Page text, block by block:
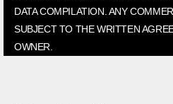
DATA COMPILATION. ANY
SUBJECT TO THE WRITTEN
OWNER.